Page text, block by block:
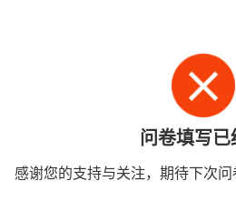
问卷填写已
感谢您的支持与关注，期待下次问